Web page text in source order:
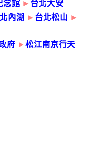
念館 ► 台北大安
內湖 ► 台北松山 ►
府► 松江南京行天